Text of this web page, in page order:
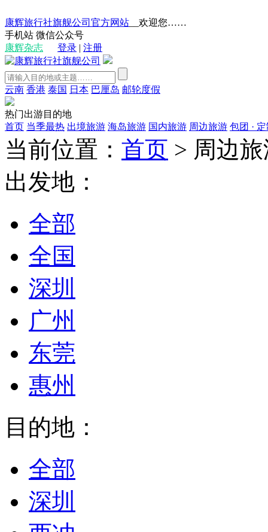
康辉旅行社旗舰公司官方网站 __欢迎您……
手机站 微信公众号
康辉杂志
登录 | 注册
云南 香港 泰国 日本 巴厘岛 邮轮度假
热门出游目的地
首页 当季最热 出境旅游 海岛旅游 国内旅游 周边旅游 包团 ·
当前位置： 首页 > 周边
出发地：
全部
全国
深圳
广州
东莞
惠州
目的地：
全部
深圳